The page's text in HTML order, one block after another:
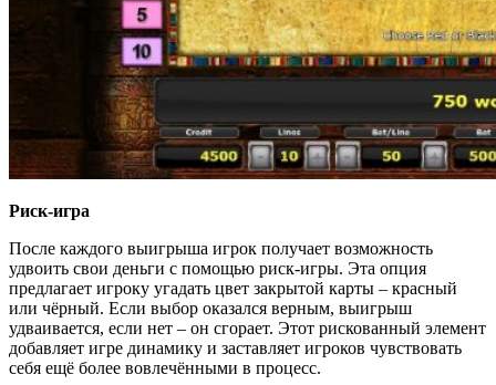
Риск-игра
После каждого выигрыша игрок получает возможность
удвоить свои деньги с помощью риск-игры. Эта опция
предлагает игроку угадать цвет закрытой карты – красный
или чёрный. Если выбор оказался верным, выигрыш
удваивается, если нет – он сгорает. Этот рискованный элемент
добавляет игре динамику и заставляет игроков чувствовать
себя ещё более вовлечёнными в процесс.